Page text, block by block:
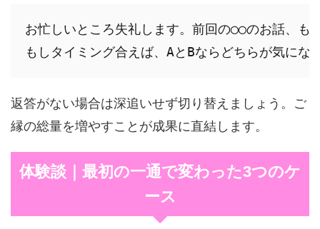
お忙しいところ失礼します。前回の◯◯のお話、も
返答がない場合は深追いせず切り替えましょう。ご
縁の総量を増やすことが成果に直結します。
体験談｜最初の一通で変わった3つのケ
ース